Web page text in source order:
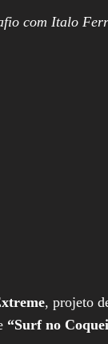
com Italo
, projeto
“Surf no